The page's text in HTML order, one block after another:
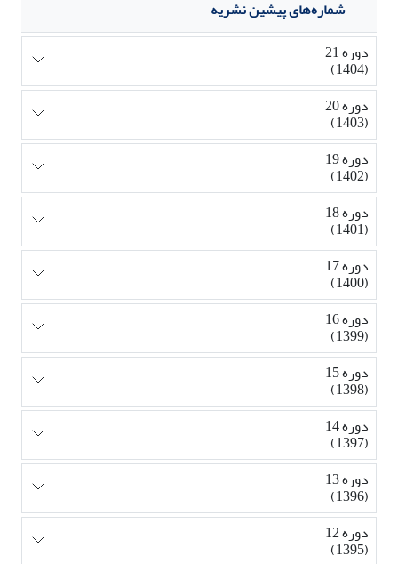
شماره‌های پیشین نشریه
دوره 21
(1404)
دوره 20
(1403)
دوره 19
(1402)
دوره 18
(1401)
دوره 17
(1400)
دوره 16
(1399)
دوره 15
(1398)
دوره 14
(1397)
دوره 13
(1396)
دوره 12
(1395)